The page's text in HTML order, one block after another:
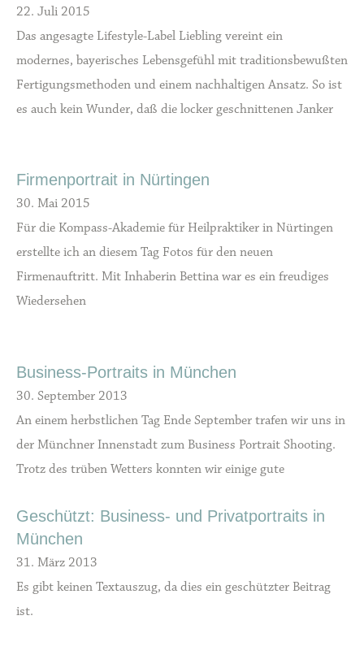
22. Juli 2015
Das angesagte Lifestyle-Label Liebling vereint ein
modernes, bayerisches Lebensgefühl mit traditionsbewußten
Fertigungsmethoden und einem nachhaltigen Ansatz. So ist
es auch kein Wunder, daß die locker geschnittenen Janker
Firmenportrait in Nürtingen
30. Mai 2015
Für die Kompass-Akademie für Heilpraktiker in Nürtingen
erstellte ich an diesem Tag Fotos für den neuen
Firmenauftritt. Mit Inhaberin Bettina war es ein freudiges
Wiedersehen
Business-Portraits in München
30. September 2013
An einem herbstlichen Tag Ende September trafen wir uns in
der Münchner Innenstadt zum Business Portrait Shooting.
Trotz des trüben Wetters konnten wir einige gute
Geschützt: Business- und Privatportraits in
München
31. März 2013
Es gibt keinen Textauszug, da dies ein geschützter Beitrag
ist.